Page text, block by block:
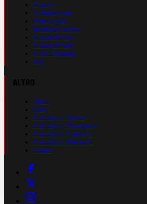
Contatti
La Redazione
Nota Legale
Gestione Cookie
Cookie Policy
Privacy Policy
Cond. Generali
Faq
Video
Foto
Calendario Serie A
Calendario Champions
Calendario Europa L.
Calendario Premier L.
Casinò